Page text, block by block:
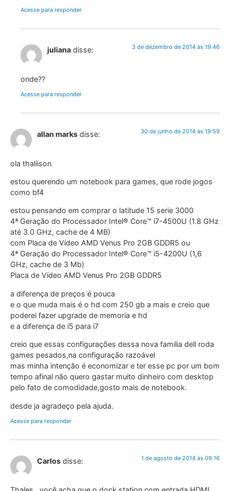
Acesse para responder
juliana disse: 3 de dezembro de 2014 às 19:46
onde??
Acesse para responder
allan marks disse: 30 de junho de 2014 às 19:59
ola thaliison
estou querendo um notebook para games, que rode jogos
como bf4
estou pensando em comprar o latitude 15 serie 3000
4ª Geração do Processador Intel® Core™ i7-4500U (1.8 GHz
até 3.0 GHz, cache de 4 MB)
com Placa de Vídeo AMD Venus Pro 2GB GDDR5 ou
4ª Geração do Processador Intel® Core™ i5-4200U (1,6
GHz, cache de 3 Mb)
Placa de Vídeo AMD Venus Pro 2GB GDDR5
a diferença de preços é pouca
e o que muda mais é o hd com 250 gb a mais e creio que
poderei fazer upgrade de memoria e hd
e a diferença de i5 para i7
creio que essas configurações dessa nova familia dell roda
games pesados,na configuração razoável
mas minha intenção é economizar e ter esse pc por um bom
tempo afinal não quero gastar muito dinheiro com desktop
pelo fato de comodidade,gosto mais de notebook.
desde ja agradeço pela ajuda.
Acesse para responder
Carlos disse: 1 de agosto de 2014 às 09:16